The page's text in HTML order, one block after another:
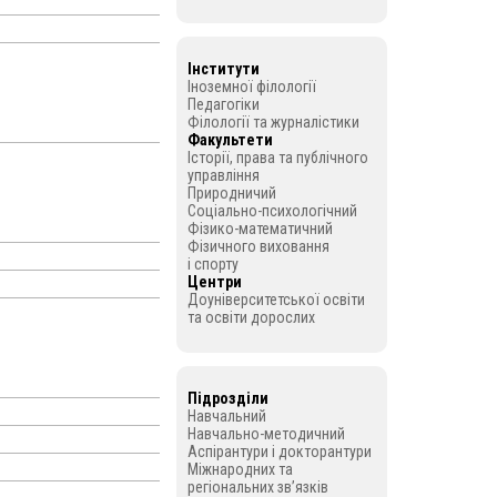
Інститути
Іноземної філології
Педагогіки
Філології та журналістики
Факультети
Історії, права та публічного
управління
Природничий
Соціально-психологічний
Фізико-математичний
Фізичного виховання
і спорту
Центри
Доуніверситетської освіти
та освіти дорослих
Підрозділи
Навчальний
Навчально-методичний
Аспірантури і докторантури
Міжнародних та
регіональних зв’язків